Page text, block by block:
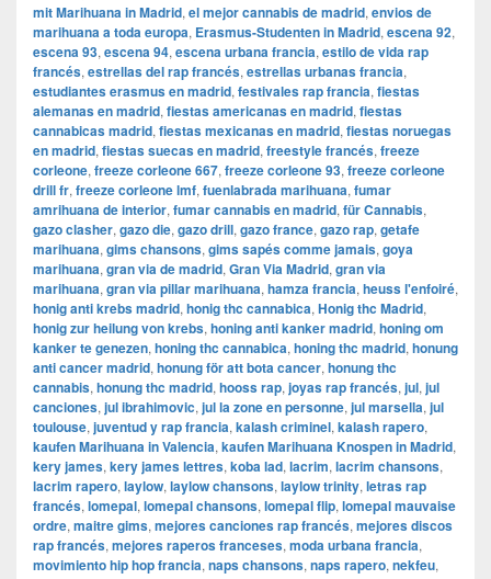
mit Marihuana in Madrid, el mejor cannabis de madrid, envios de
marihuana a toda europa, Erasmus-Studenten in Madrid, escena 92,
escena 93, escena 94, escena urbana francia, estilo de vida rap
francés, estrellas del rap francés, estrellas urbanas francia,
estudiantes erasmus en madrid, festivales rap francia, fiestas
alemanas en madrid, fiestas americanas en madrid, fiestas
cannabicas madrid, fiestas mexicanas en madrid, fiestas noruegas
en madrid, fiestas suecas en madrid, freestyle francés, freeze
corleone, freeze corleone 667, freeze corleone 93, freeze corleone
drill fr, freeze corleone lmf, fuenlabrada marihuana, fumar
amrihuana de interior, fumar cannabis en madrid, für Cannabis,
gazo clasher, gazo die, gazo drill, gazo france, gazo rap, getafe
marihuana, gims chansons, gims sapés comme jamais, goya
marihuana, gran via de madrid, ​​Gran Via Madrid, gran via
marihuana, gran via pillar marihuana, hamza francia, heuss l'enfoiré,
honig anti krebs madrid, honig thc cannabica, Honig thc Madrid,
honig zur heilung von krebs, honing anti kanker madrid, honing om
kanker te genezen, honing thc cannabica, honing thc madrid, honung
anti cancer madrid, honung för att bota cancer, honung thc
cannabis, honung thc madrid, hooss rap, joyas rap francés, jul, jul
canciones, jul ibrahimovic, jul la zone en personne, jul marsella, jul
toulouse, juventud y rap francia, kalash criminel, kalash rapero,
kaufen Marihuana in Valencia, kaufen Marihuana Knospen in Madrid,
kery james, kery james lettres, koba lad, lacrim, lacrim chansons,
lacrim rapero, laylow, laylow chansons, laylow trinity, letras rap
francés, lomepal, lomepal chansons, lomepal flip, lomepal mauvaise
ordre, maitre gims, mejores canciones rap francés, mejores discos
rap francés, mejores raperos franceses, moda urbana francia,
movimiento hip hop francia, naps chansons, naps rapero, nekfeu,